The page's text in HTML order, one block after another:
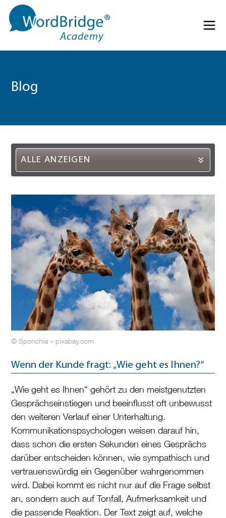
Direkt zum Inhalt springen
Blog
ALLE ANZEIGEN
© Sponchia – pixabay.com
Wenn der Kunde fragt: „Wie geht es Ihnen?“
„Wie geht es Ihnen“ gehört zu den meistgenutzten
Gesprächseinstiegen und beeinflusst oft unbewusst
den weiteren Verlauf einer Unterhaltung.
Kommunikationspsychologen weisen darauf hin,
dass schon die ersten Sekunden eines Gesprächs
darüber entscheiden können, wie sympathisch und
vertrauenswürdig ein Gegenüber wahrgenommen
wird. Dabei kommt es nicht nur auf die Frage selbst
an, sondern auch auf Tonfall, Aufmerksamkeit und
die passende Reaktion. Der Text zeigt auf, welche